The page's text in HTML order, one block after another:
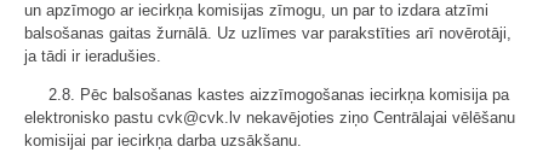
un apzīmogo ar iecirkņa komisijas zīmogu, un par to izdara atzīmi
balsošanas gaitas žurnālā. Uz uzlīmes var parakstīties arī novērotāji,
ja tādi ir ieradušies.
2.8. Pēc balsošanas kastes aizzīmogošanas iecirkņa komisija pa
elektronisko pastu cvk@cvk.lv nekavējoties ziņo Centrālajai vēlēšanu
komisijai par iecirkņa darba uzsākšanu.